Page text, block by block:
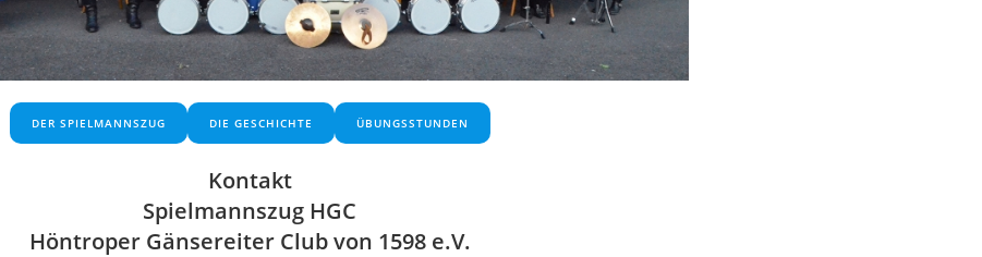
DER SPIELMANNSZUG DIE GESCHICHTE ÜBUNGSSTUNDEN
Kontakt
Spielmannszug HGC
Höntroper Gänsereiter Club von 1598 e.V.